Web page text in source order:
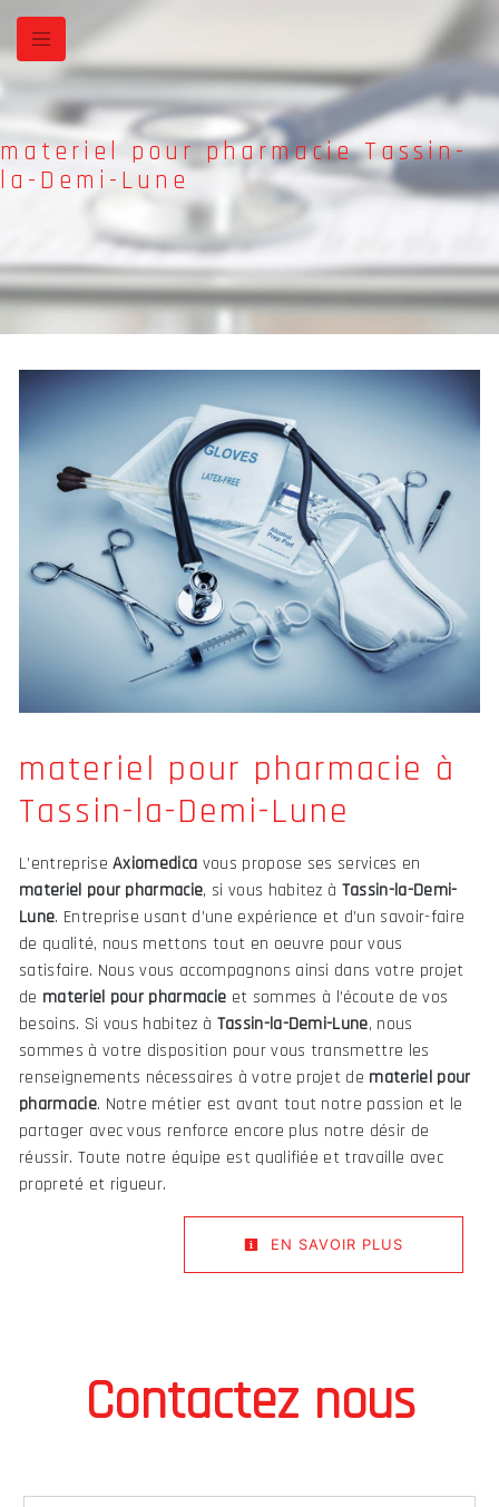
Panneau de gestion des cookies
materiel pour pharmacie Tassin-
la-Demi-Lune
materiel pour pharmacie à
Tassin-la-Demi-Lune
L’entrepriseAxiomedica vous propose ses services en
materiel pour pharmacie, si vous habitez à Tassin-la-Demi-
Lune. Entreprise usant d’une expérience et d’un savoir-faire
de qualité, nous mettons tout en oeuvre pour vous
satisfaire. Nous vous accompagnons ainsi dans votre projet
de materiel pour pharmacie et sommes à l’écoute de vos
besoins. Si vous habitez à Tassin-la-Demi-Lune, nous
sommes à votre disposition pour vous transmettre les
renseignements nécessaires à votre projet de materiel pour
pharmacie. Notre métier est avant tout notre passion et le
partager avec vous renforce encore plus notre désir de
réussir. Toute notre équipe est qualifiée et travaille avec
propreté et rigueur.
EN SAVOIR PLUS
Contactez nous